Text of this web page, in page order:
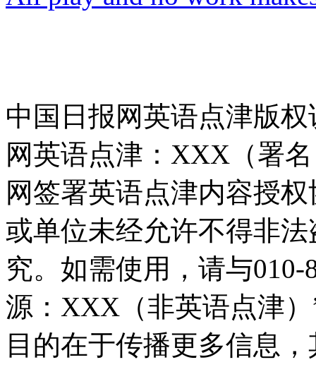
中国日报网英语点津版
网英语点津：XXX（署
网签署英语点津内容授
或单位未经允许不得非
究。如需使用，请与010-
源：XXX（非英语点津
目的在于传播更多信息